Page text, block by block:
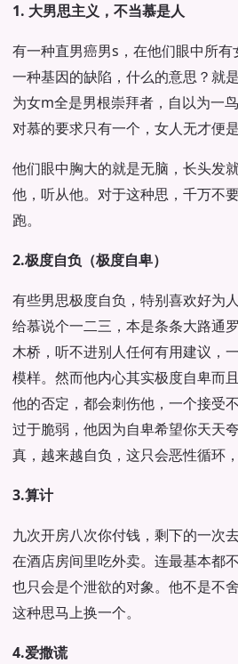
1. 大男思主义，不当慕是人
有一种直男癌男s，在他们眼中所
一种基因的缺陷，什么的意思？就
为女m全是男根崇拜者，自以为一
对慕的要求只有一个，女人无才便是
他们眼中胸大的就是无脑，长头发
他，听从他。对于这种思，千万不
跑。
2.极度自负（极度自卑）
有些男思极度自负，特别喜欢好为
给慕说个一二三，本是条条大路通
木桥，听不进别人任何有用建议，
模样。然而他内心其实极度自卑而
他的否定，都会刺伤他，一个接受
过于脆弱，他因为自卑希望你天天
真，越来越自负，这只会恶性循环
3.算计
九次开房八次你付钱，剩下的一次
在酒店房间里吃外卖。连最基本都
也只会是个泄欲的对象。他不是不
这种思马上换一个。
4.爱撒谎